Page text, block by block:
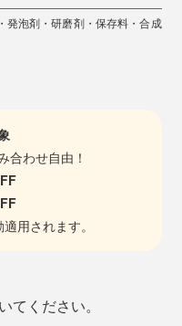
発泡剤・研磨剤・保存料・合成
合わせ自由！
用されます。
てください。